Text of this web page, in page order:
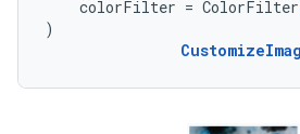
colorFilter = ColorFilter
)